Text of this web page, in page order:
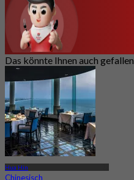
Das könnte Ihnen auch gefallen
Hua Hin
Chinesisch